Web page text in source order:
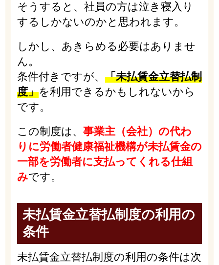
そうすると、社員の方は泣き寝入り
するしかないのかと思われます。
しかし、あきらめる必要はありませ
ん。
条件付きですが、 「未払賃金立替払制
度」を利用できるかもしれないから
です。
この制度は、 事業主（会社）の代わ
りに労働者健康福祉機構が未払賃金の
一部を労働者に支払ってくれる仕組
みです。
未払賃金立替払制度の利用の
条件
未払賃金立替払制度の利用の条件は次